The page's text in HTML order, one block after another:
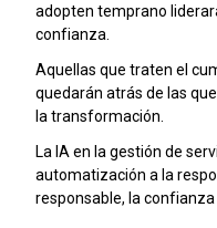
adopten temprano
confianza.
Aquellas que traten el
quedarán atrás de las
la transformación.
La IA en la gestión de
automatización a la
responsable, la